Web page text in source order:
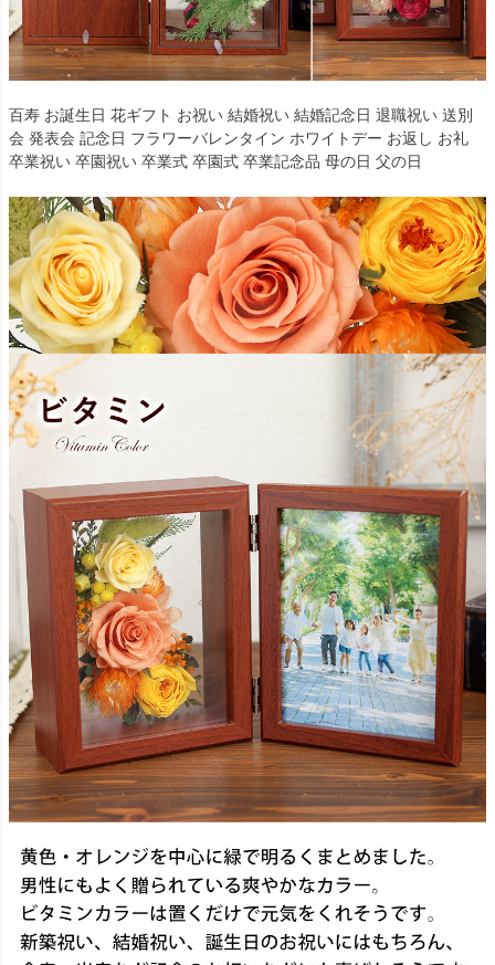
百寿 お誕生日 花ギフト お祝い 結婚祝い 結婚記念日 退職祝い 送別
会 発表会 記念日 フラワーバレンタイン ホワイトデー お返し お礼
卒業祝い 卒園祝い 卒業式 卒園式 卒業記念品 母の日 父の日